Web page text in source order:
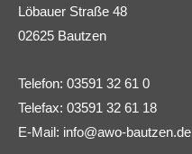
Löbauer Straße 48
02625 Bautzen
Telefon: 03591 32 61 0
Telefax: 03591 32 61 18
E-Mail: info@awo-bautzen.de